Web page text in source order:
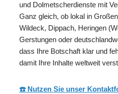
und Dolmetscherdienste mit
Ganz gleich, ob lokal in
Wildeck, Dippach, Heringen
Gerstungen oder
dass Ihre Botschaft klar und
damit Ihre Inhalte weltweit
☎️ Nutzen Sie unser